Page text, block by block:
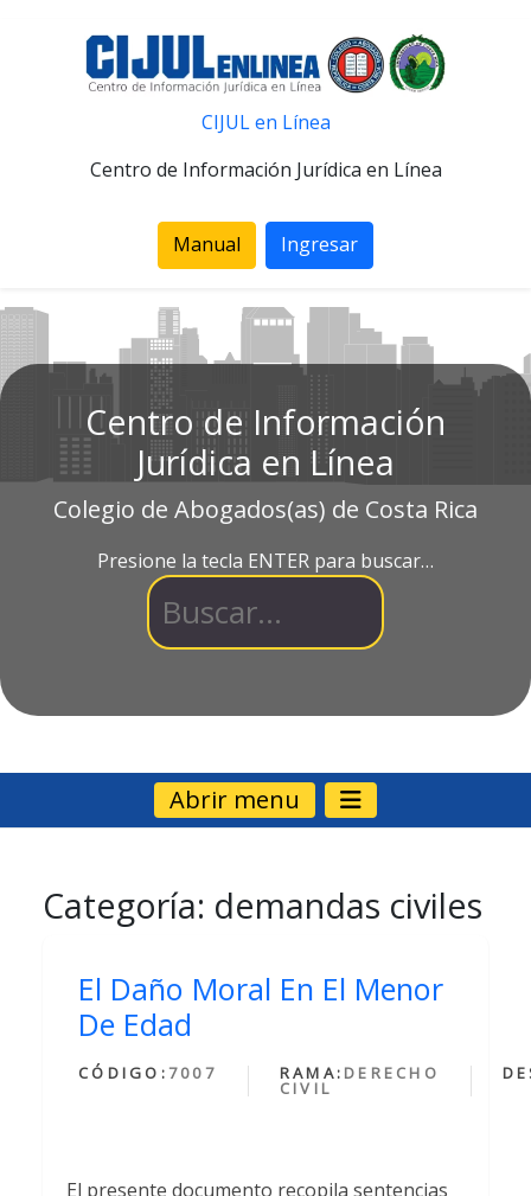
CIJUL en Línea
Centro de Información Jurídica en Línea
Manual Ingresar
Centro de Información
Jurídica en Línea
Colegio de Abogados(as) de Costa Rica
Presione la tecla ENTER para buscar…
Abrir menu
Categoría: demandas civiles
El Daño Moral En El Menor
De Edad
CÓDIGO: 7007 RAMA: DERECHO
CIVIL
El presente documento recopila sentencias